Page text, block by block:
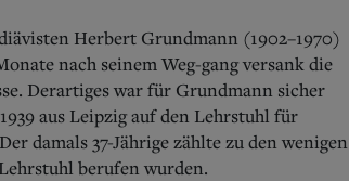
Berlin-Brandenburg
Schlesien
Danzig und Westpreußen
Bücher
Herbert Grundmann (1902–1970)
nach seinem Weg-gang versank die
Derartiges war für Grundmann sicher
aus Leipzig auf den Lehrstuhl für
damals 37-Jährige zählte zu den wenigen
berufen wurden.